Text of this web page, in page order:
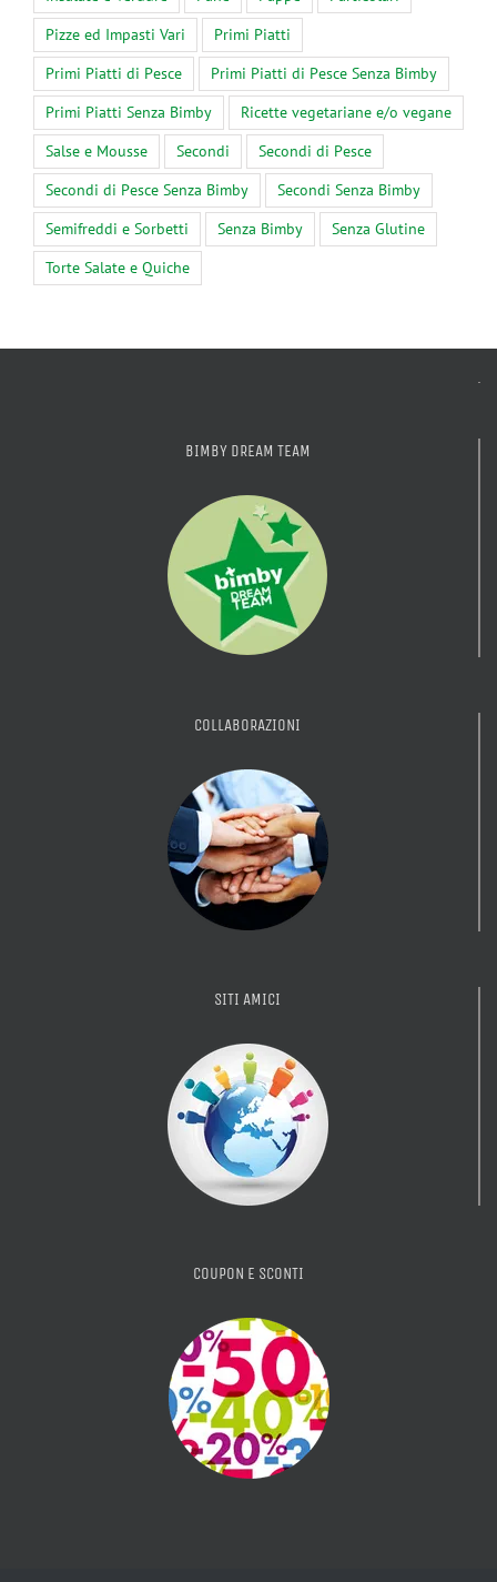
Pizze ed Impasti Vari
Primi Piatti
Primi Piatti di Pesce
Primi Piatti di Pesce Senza Bimby
Primi Piatti Senza Bimby
Ricette vegetariane e/o vegane
Salse e Mousse
Secondi
Secondi di Pesce
Secondi di Pesce Senza Bimby
Secondi Senza Bimby
Semifreddi e Sorbetti
Senza Bimby
Senza Glutine
Torte Salate e Quiche
BIMBY DREAM TEAM
COLLABORAZIONI
SITI AMICI
COUPON E SCONTI